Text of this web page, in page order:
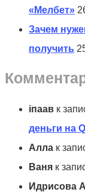
«Мелбет»
Зачем
получить
іпаав к
деньги на
Алла к
Ваня к
Идрисова